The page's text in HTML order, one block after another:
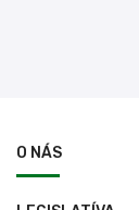
O NÁS